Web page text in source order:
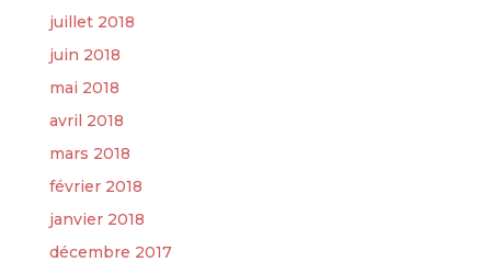
juillet 2018
juin 2018
mai 2018
avril 2018
mars 2018
février 2018
janvier 2018
décembre 2017